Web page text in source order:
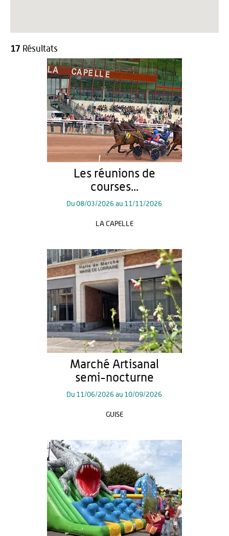
17 Résultats
Les réunions de
courses...
Du08/03/2026 au 11/11/2026
LA CAPELLE
Marché Artisanal
semi-nocturne
Du 11/06/2026 au 10/09/2026
GUISE